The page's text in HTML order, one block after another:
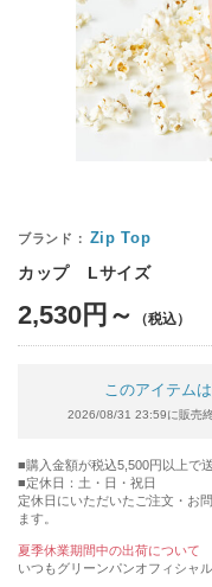
Zip Top
カップ Lサイズ
2,530円～
このアイテム
2026/08/31 23:59に販売
購入金額が税込5,500円以上で
定休日：土・日・祝日
定休日にいただいたご注文・お
ます。
夏季休業期間中の出荷について
いつもグリーンパンオフィシャ